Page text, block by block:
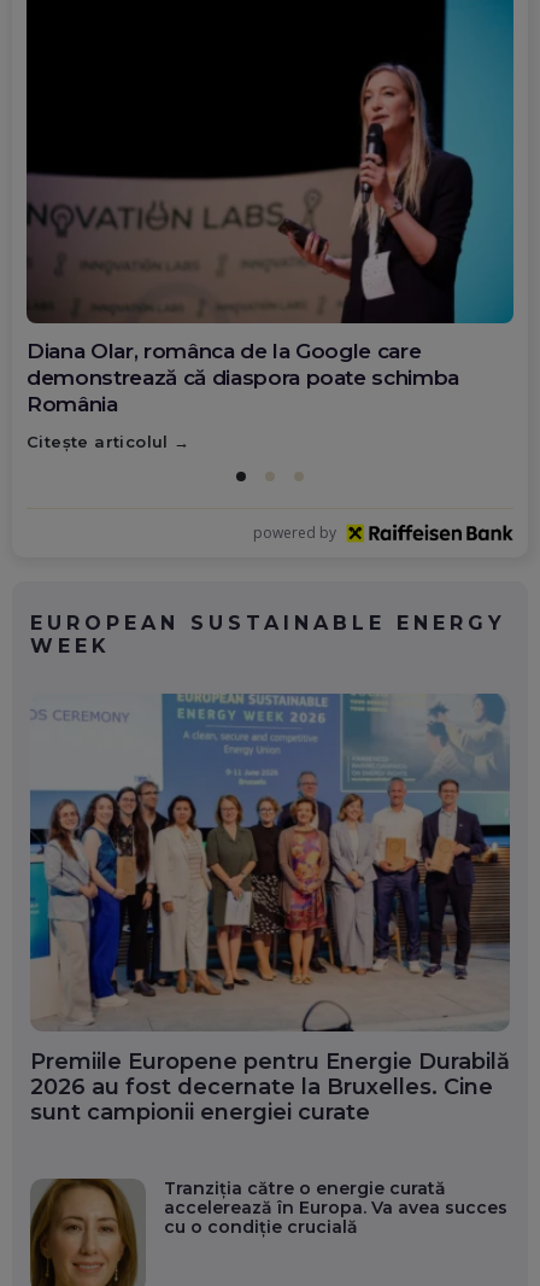
Diana Olar, românca de la Google care
demonstrează că diaspora poate schimba
România
Citește articolul
powered by
EUROPEAN SUSTAINABLE ENERGY
WEEK
Premiile Europene pentru Energie Durabilă
2026 au fost decernate la Bruxelles. Cine
sunt campionii energiei curate
Tranziția către o energie curată
accelerează în Europa. Va avea succes
cu o condiție crucială